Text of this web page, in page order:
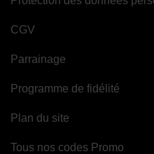
CGV
Parrainage
Programme de fidélité
Plan du site
Tous nos codes Promo